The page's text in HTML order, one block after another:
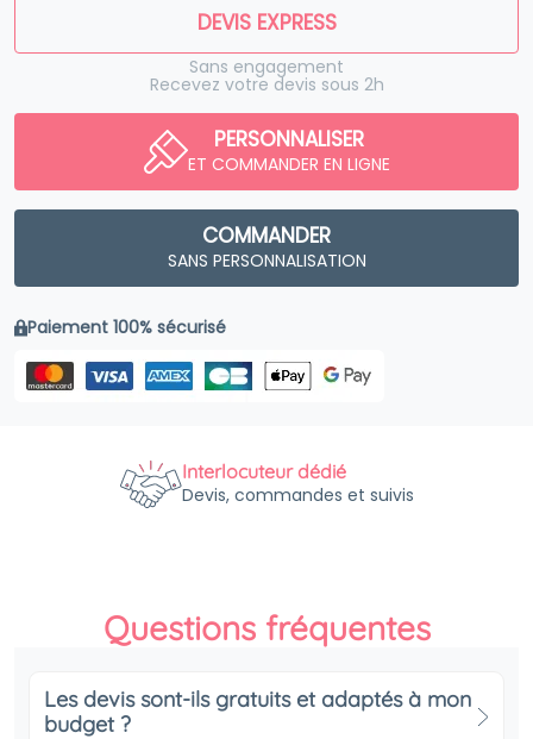
DEVIS EXPRESS
Sans engagement
Recevez votre devis sous 2h
PERSONNALISER
ET COMMANDER EN LIGNE
COMMANDER
SANS PERSONNALISATION
Paiement 100% sécurisé
Interlocuteur dédié
Devis, commandes et suivis
Questions fréquentes
Les devis sont-ils gratuits et adaptés à mon
budget ?